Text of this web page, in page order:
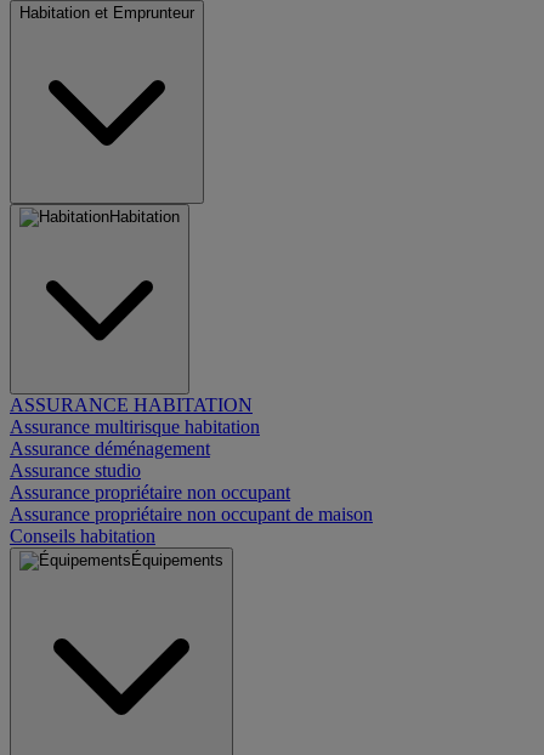
Habitation et Emprunteur
Habitation
ASSURANCE HABITATION
Assurance multirisque habitation
Assurance déménagement
Assurance studio
Assurance propriétaire non occupant
Assurance propriétaire non occupant de maison
Conseils habitation
Équipements